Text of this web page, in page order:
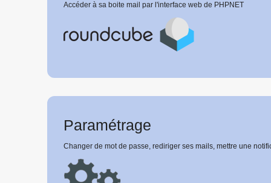
Accéder à sa boite mail par l'interface web de PHPNET
Paramétrage
Changer de mot de passe, rediriger ses mails, mettre une